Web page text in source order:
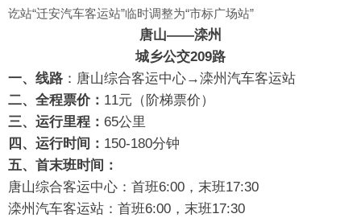
讫站“迁安汽车客运站”临时调整为“市标广场站”
唐山——滦州
城乡公交209路
一、线路 ：唐山综合客运中心→滦州汽车客运站
二、全程票价： 11元（阶梯票价）
三、运行里程： 65公里
四、运行时间： 150-180分钟
五、首末班时间：
唐山综合客运中心：首班6:00，末班17:30
滦州汽车客运站：首班6:00，末班17:30